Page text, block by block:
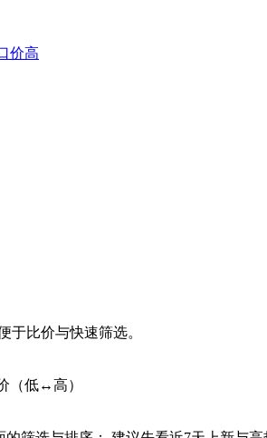
价高
于比价与快速筛选。
（低↔高）